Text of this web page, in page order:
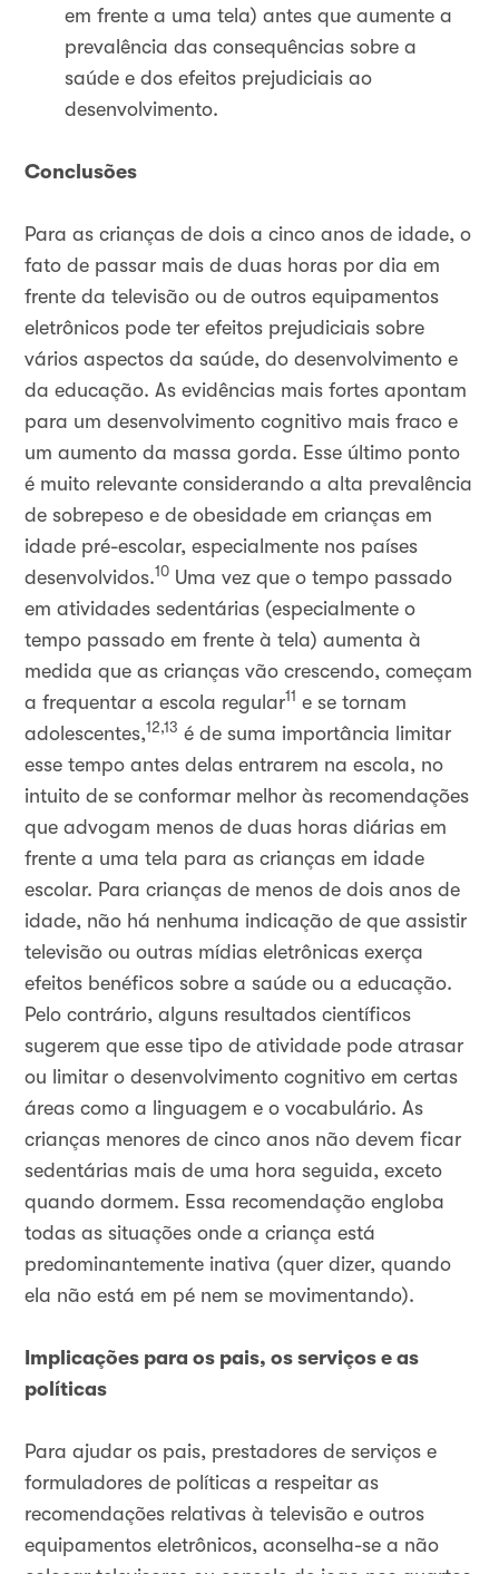
em frente a uma tela) antes que aumente a
prevalência das consequências sobre a
saúde e dos efeitos prejudiciais ao
desenvolvimento.
Conclusões
Para as crianças de dois a cinco anos de idade, o
fato de passar mais de duas horas por dia em
frente da televisão ou de outros equipamentos
eletrônicos pode ter efeitos prejudiciais sobre
vários aspectos da saúde, do desenvolvimento e
da educação. As evidências mais fortes apontam
para um desenvolvimento cognitivo mais fraco e
um aumento da massa gorda. Esse último ponto
é muito relevante considerando a alta prevalência
de sobrepeso e de obesidade em crianças em
idade pré-escolar, especialmente nos países
desenvolvidos.10 Uma vez que o tempo passado
em atividades sedentárias (especialmente o
tempo passado em frente à tela) aumenta à
medida que as crianças vão crescendo, começam
a frequentar a escola regular11 e se tornam
adolescentes,12,13 é de suma importância limitar
esse tempo antes delas entrarem na escola, no
intuito de se conformar melhor às recomendações
que advogam menos de duas horas diárias em
frente a uma tela para as crianças em idade
escolar. Para crianças de menos de dois anos de
idade, não há nenhuma indicação de que assistir
televisão ou outras mídias eletrônicas exerça
efeitos benéficos sobre a saúde ou a educação.
Pelo contrário, alguns resultados científicos
sugerem que esse tipo de atividade pode atrasar
ou limitar o desenvolvimento cognitivo em certas
áreas como a linguagem e o vocabulário. As
crianças menores de cinco anos não devem ficar
sedentárias mais de uma hora seguida, exceto
quando dormem. Essa recomendação engloba
todas as situações onde a criança está
predominantemente inativa (quer dizer, quando
ela não está em pé nem se movimentando).
Implicações para os pais, os serviços e as
políticas
Para ajudar os pais, prestadores de serviços e
formuladores de políticas a respeitar as
recomendações relativas à televisão e outros
equipamentos eletrônicos, aconselha-se a não